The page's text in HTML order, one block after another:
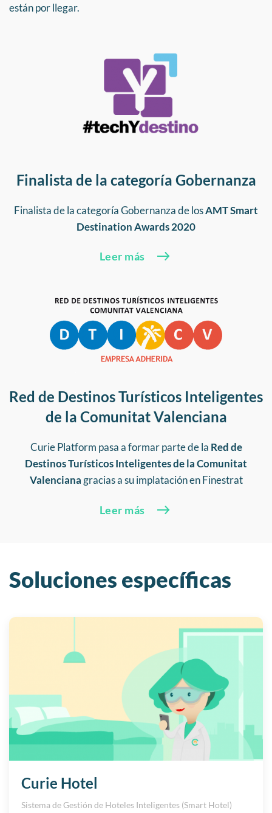
están por llegar.
Finalista de la categoría Gobernanza
Finalista de la categoría Gobernanza de losAMT Smart
Destination Awards 2020
Leer más
Red de Destinos Turísticos Inteligentes
de la Comunitat Valenciana
Curie Platform pasa a formar parte de la Red de
Destinos Turísticos Inteligentes de la Comunitat
Valencianagracias a su implatación en Finestrat
Leer más
Soluciones específicas
Curie Hotel
Sistema de Gestión de Hoteles Inteligentes (Smart Hotel)